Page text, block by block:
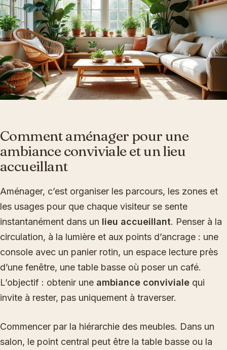
Comment aménager pour une
ambiance conviviale et un lieu
accueillant
Aménager, c’est organiser les parcours, les zones et
les usages pour que chaque visiteur se sente
instantanément dans un lieu accueillant. Penser à la
circulation, à la lumière et aux points d’ancrage : une
console avec un panier rotin, un espace lecture près
d’une fenêtre, une table basse où poser un café.
L’objectif : obtenir une ambiance conviviale qui
invite à rester, pas uniquement à traverser.
Commencer par la hiérarchie des meubles. Dans un
salon, le point central peut être la table basse ou la